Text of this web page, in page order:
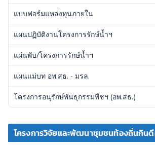
แบบฟอร์มแหล่งทุนภายใน
แผนปฏิบัติงานโครงการรักษ์น้ำฯ
แผ่นพับ/โครงการรักษ์น้ำฯ
แผนแม่บท อพ.สธ. - มรล.
โครงการอนุรักษ์พันธุกรรมพืชฯ (อพ.สธ.)
โครงการวิจัยและพัฒนาชุมชนท้องถิ่นกิน